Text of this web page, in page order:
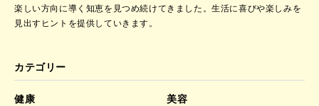
楽しい方向に導く知恵を見つめ続けてきました。生活に喜びや楽しみを
見出すヒントを提供していきます。
カテゴリー
健康
美容